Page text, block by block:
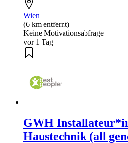
Wien
(6 km entfernt)
Keine Motivationsabfrage
vor 1 Tag
GWH
Haustechnik (all